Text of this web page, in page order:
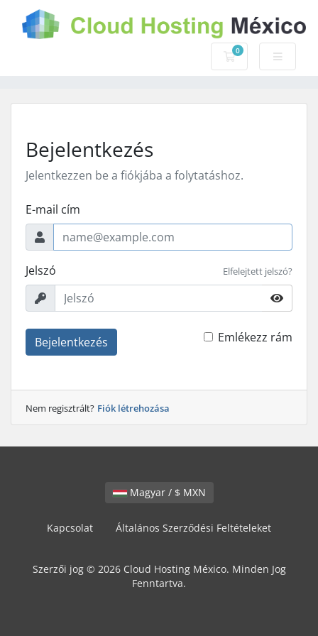
0
Bevásárlókosár
Bejelentkezés
Jelentkezzen be a fiókjába a folytatáshoz.
E-mail cím
Jelszó Elfelejtett jelszó?
Bejelentkezés Emlékezz rám
Nem regisztrált? Fiók létrehozása
Magyar / $ MXN
Kapcsolat Általános Szerződési Feltételeket
Szerzői jog © 2026 Cloud Hosting México. Minden Jog
Fenntartva.